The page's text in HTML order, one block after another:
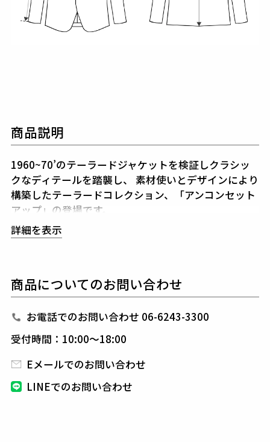
商品説明
1960~70’のテーラードジャケットを検証しクラシッ
クなディテールを踏襲し、 素材使いとデザインにより
構築したテーラードコレクション、「アンコンセット
アップ」の登場です。
113 ORIGINALマニピュレーションにより構築された
シルエットと着用感は
ンス全体のゆとり分量すべてを計算、
シルエットが生み出されています。
ジャケットは裏地無しの一枚仕立てで清涼感に溢れ、
また、1PIU1UGUALE3オリジナルの折鶴ピンをラペ
ルに付属しています。
クラシックな佇まいを崩すこと無くリラックス感を高
詳細を表示
商品についてのお問い合わせ
お電話でのお問い合わせ 06-6243-3300
受付時間：10:00～18:00
Eメールでのお問い合わせ
LINEでのお問い合わせ